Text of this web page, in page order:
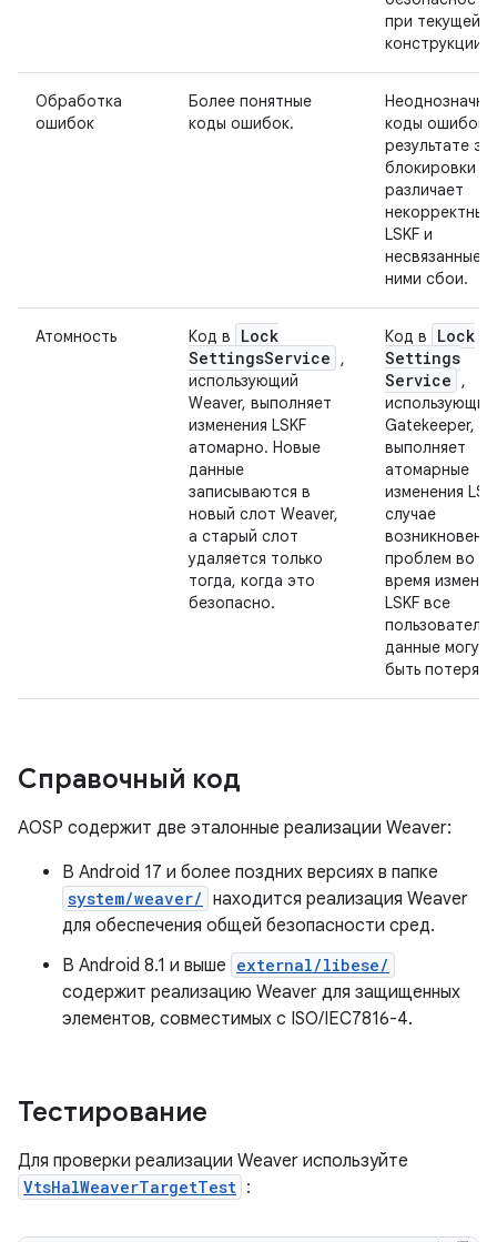
при текущей
конструкции.
Обработка
ошибок
Более понятные
коды ошибок.
коды ошибок.
результате
блокировки не
различает
некорректные
LSKF и
несвязанные с
ними сбои.
Атомность Код в
Lock
SettingsService
,
использующий
Weaver, выполняет
изменения LSKF
атомарно. Новые
данные
записываются в
новый слот Weaver,
а старый слот
удаляется только
тогда, когда это
безопасно.
Код в
Lock
Settings
Service
,
использующий
Gatekeeper, не
выполняет
атомарные
изменения
случае
проблем во
время
LSKF все
данные могут
быть
Справочный код
AOSP содержит две эталонные реализации Weaver:
В Android 17 и более поздних версиях в папке
system/weaver/ находится реализация Weaver
для обеспечения общей безопасности сред.
В Android 8.1 и выше external/libese/
содержит реализацию Weaver для защищенных
элементов, совместимых с ISO/IEC7816-4.
Тестирование
Для проверки реализации Weaver используйте
VtsHalWeaverTargetTest :